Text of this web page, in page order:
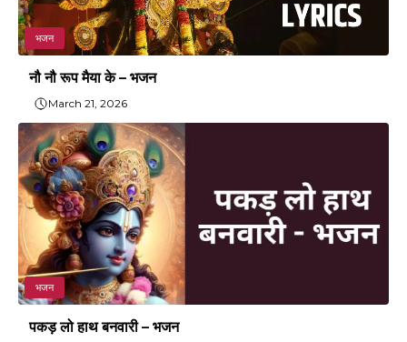
भजन
नौ नौ रूप मैया के – भजन
March 21, 2026
भजन
पकड़ लो हाथ बनवारी – भजन